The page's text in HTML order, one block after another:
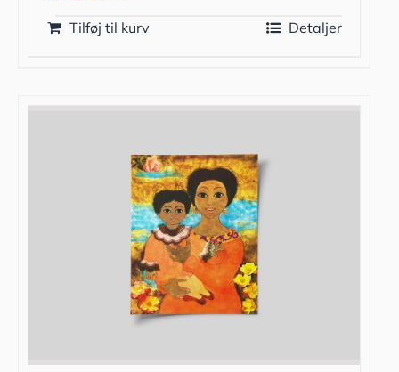
Tilføj til kurv Detaljer